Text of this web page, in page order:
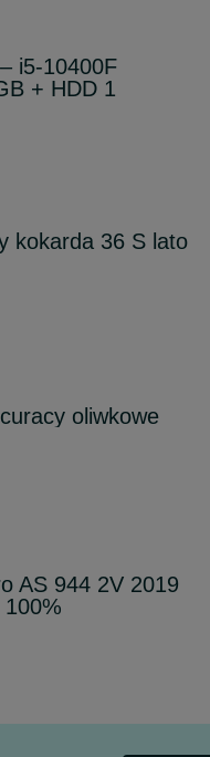
i5-10400F
+ HDD 1
kokarda 36 S lato
oliwkowe
AS 944 2V 2019